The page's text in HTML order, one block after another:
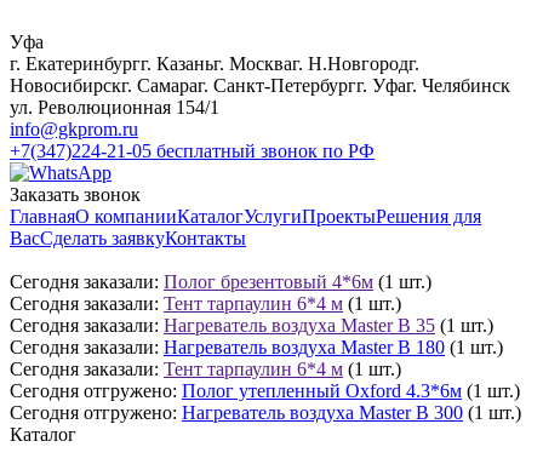
Уфа
г. Екатеринбургг. Казаньг. Москваг. Н.Новгородг.
Новосибирскг. Самараг. Санкт-Петербургг. Уфаг. Челябинск
ул. Революционная 154/1
info@gkprom.ru
+7(347)224-21-05 бесплатный звонок по РФ
Заказать звонок
ГлавнаяО компанииКаталогУслугиПроектыРешения для
ВасСделать заявкуКонтакты
Сегодня заказали: Полог брезентовый 4*6м (1 шт.)
Сегодня заказали: Тент тарпаулин 6*4 м (1 шт.)
Сегодня заказали: Нагреватель воздуха Master B 35 (1 шт.)
Сегодня заказали: Нагреватель воздуха Master B 180 (1 шт.)
Сегодня заказали: Тент тарпаулин 6*4 м (1 шт.)
Сегодня отгружено: Полог утепленный Oxford 4.3*6м (1 шт.)
Сегодня отгружено: Нагреватель воздуха Master B 300 (1 шт.)
Каталог